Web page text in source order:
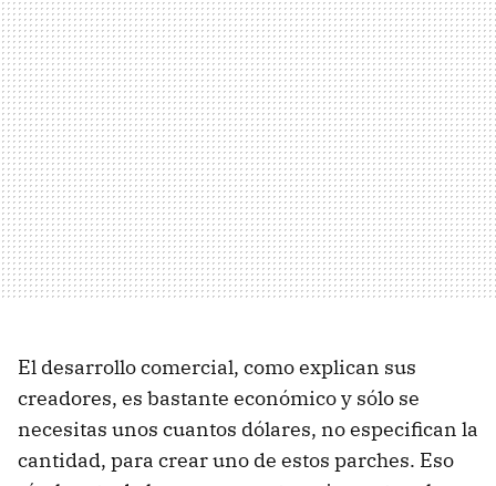
El desarrollo comercial, como explican sus
creadores, es bastante económico y sólo se
necesitas unos cuantos dólares, no especifican la
cantidad, para crear uno de estos parches. Eso